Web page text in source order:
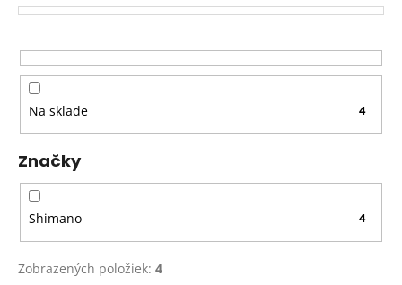
e
r
o
d
u
k
t
o
v
Na sklade 4
Značky
Shimano 4
Zobrazených položiek: 4